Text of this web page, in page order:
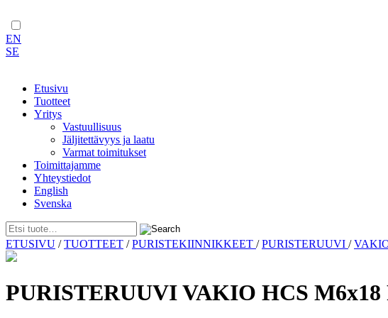
EN
SE
Etusivu
Tuotteet
Yritys
Vastuullisuus
Jäljitettävyys ja laatu
Varmat toimitukset
Toimittajamme
Yhteystiedot
English
Svenska
Skip
to
ETUSIVU /TUOTTEET /PURISTEKIINNIKKEET /PURISTERUUVI /
PURISTERUUVI VAKIO HCS